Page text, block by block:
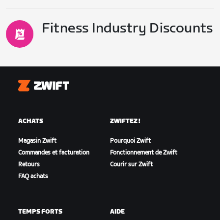
Fitness Industry Discounts
Zwift
ACHATS
Magasin Zwift
Commandes et facturation
Retours
FAQ achats
ZWIFTEZ !
Pourquoi Zwift
Fonctionnement de Zwift
Courir sur Zwift
TEMPS FORTS AIDE